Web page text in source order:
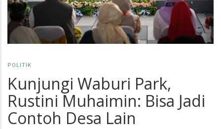
POLITIK
Kunjungi Waburi Park,
Rustini Muhaimin: Bisa Jadi
Contoh Desa Lain